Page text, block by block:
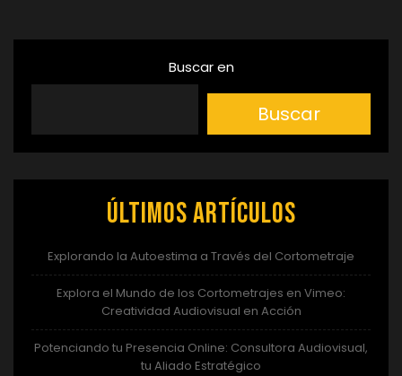
Buscar en
Buscar
Últimos artículos
Explorando la Autoestima a Través del Cortometraje
Explora el Mundo de los Cortometrajes en Vimeo:
Creatividad Audiovisual en Acción
Potenciando tu Presencia Online: Consultora Audiovisual,
tu Aliado Estratégico